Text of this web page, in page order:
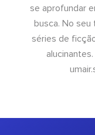
se aprofundar
busca. No
séries de